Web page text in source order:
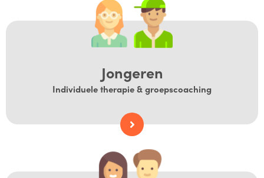
Jongeren
Individuele therapie & groepscoaching